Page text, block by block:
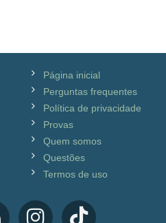
Página inicial
Perguntas frequentes
Política de privacidade
Provas
Quem somos
Questões
Termos de uso